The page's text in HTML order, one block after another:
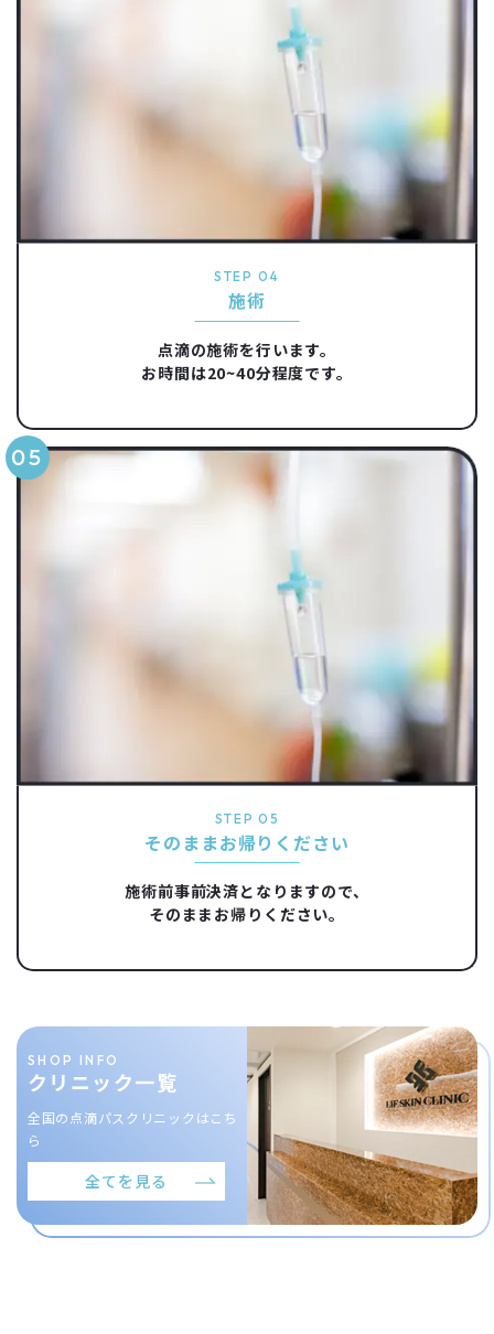
STEP 04
施術
点滴の施術を行います。
お時間は20~40分程度です。
STEP 05
そのままお帰りください
施術前事前決済となりますので、
そのままお帰りください。
SHOP INFO
クリニック一覧
全国の点滴パスクリニックはこち
ら
全てを見る